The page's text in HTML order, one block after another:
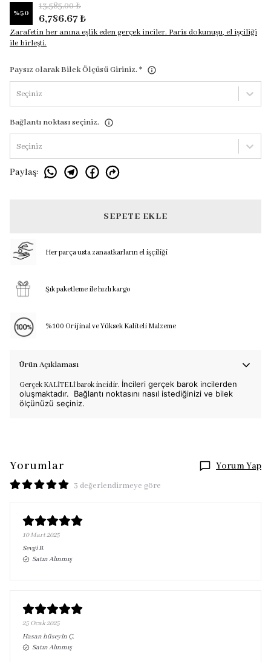
%50
13,585.00 ₺
6,786.67 ₺
Zarafetin her anına eşlik eden gerçek inciler. Paris dokunuşu, el işçiliği
ile birleşti.
Paysız olarak Bilek Ölçüsü Giriniz. *
Seçiniz
Bağlantı noktası seçiniz.
Seçiniz
Paylaş:
SEPETE EKLE
Her parça usta zanaatkarların el işçiliği
Şık paketleme ile hızlı kargo
%100 Orijinal ve Yüksek Kaliteli Malzeme
Ürün Açıklaması
Gerçek KALİTELİ barok incidir. İncileri gerçek barok incilerden
oluşmaktadır.
Bağlantı noktasını nasıl istediğinizi ve bilek
ölçünüzü seçiniz.
Yorumlar Yorum Yap
3 değerlendirmeye göre
10 Mart 2025
SevgiB.
Satın Alınmış
25 Ocak 2025
Hasan hüseyin Ç.
Satın Alınmış